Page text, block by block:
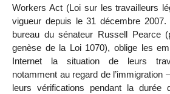
Workers Act (Loi sur les travailleurs
vigueur depuis le 31 décembre
bureau du sénateur Russell Pearce
genèse de la Loi 1070), oblige les
Internet la situation de leurs
notamment au regard de l’immigration
leurs vérifications pendant la durée